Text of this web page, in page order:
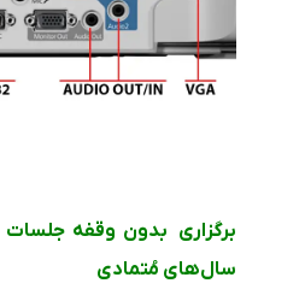
برگزاری بدون وقفه جلسات
سال‌های مُتمادی